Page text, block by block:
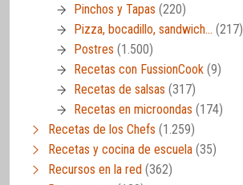
Pinchos y Tapas (220)
Pizza, bocadillo, sandwich… (217)
Postres (1.500)
Recetas con FussionCook (9)
Recetas de salsas (317)
Recetas en microondas (174)
Recetas de los Chefs (1.259)
Recetas y cocina de escuela (35)
Recursos en la red (362)